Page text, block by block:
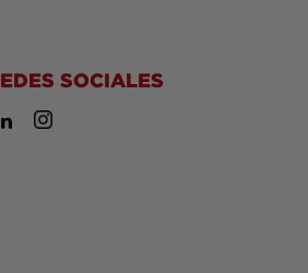
SOCIALES